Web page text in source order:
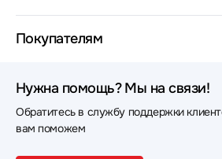
Покупателям
Нужна помощь? Мы на связи!
Обратитесь в службу поддержки
вам поможем